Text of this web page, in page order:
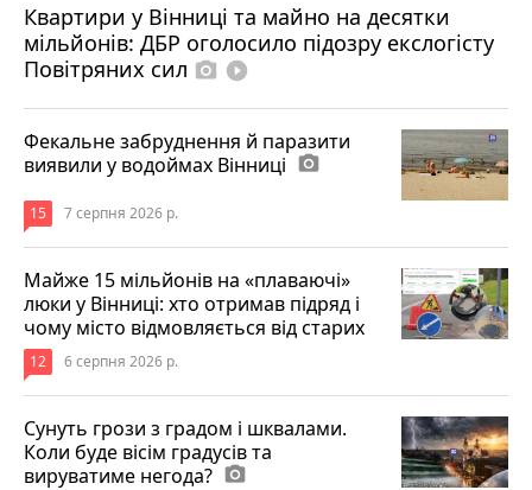
Квартири у Вінниці та майно на десятки
мільйонів: ДБР оголосило підозру екслогісту
Повітряних сил photo_camera play_circle_filled
6 серпня 2026 р.
Фекальне забруднення й паразити
виявили у водоймах Вінниці photo_camera
15 7 серпня 2026 р.
Майже 15 мільйонів на «плаваючі»
люки у Вінниці: хто отримав підряд і
чому місто відмовляється від старих
12 6 серпня 2026 р.
Сунуть грози з градом і шквалами.
Коли буде вісім градусів та
вируватиме негода? photo_camera